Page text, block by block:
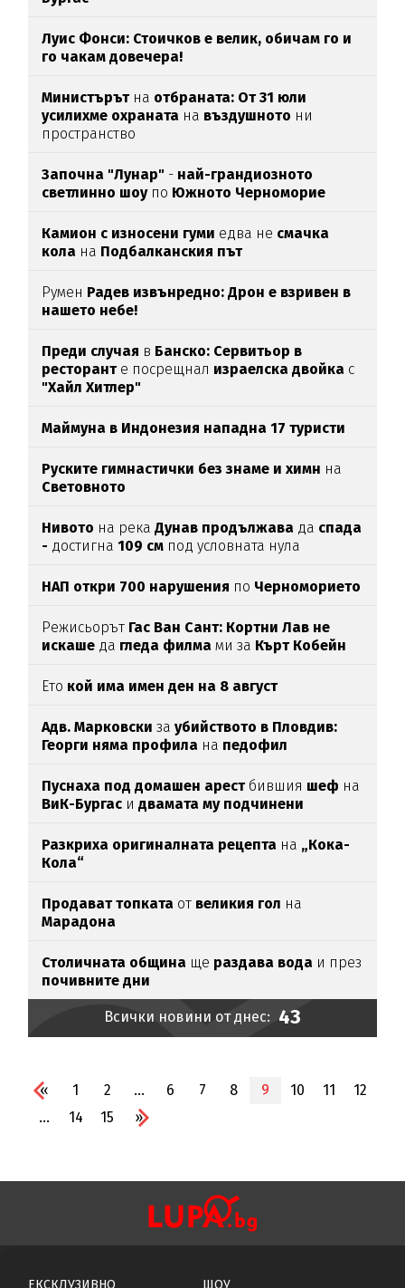
Луис Фонси: Стоичков е велик, обичам го и
го чакам довечера!
Министърътна отбраната: От 31 юли
усилихме охраната на въздушното ни
пространство
Започна "Лунар" - най-грандиозното
светлинно шоупо Южното Черноморие
Камион с износени гуми едва нe смачка
кола на Подбалканския път
Румен Радев извънредно: Дрон е взривен в
нашето небе!
Преди случая в Банско: Сервитьор в
ресторант е посрещнал израелска двойка с
"Хайл Хитлер"
Маймуна в Индонезия нападна 17 туристи
Руските гимнастички без знаме и химн на
Световното
Нивото на рекаДунав продължава да спада
- достигна109 см под условната нула
НАП откри 700 нарушения по Черноморието
Режисьорът Гас Ван Сант: Кортни Лав не
искаше да гледа филма ми за Кърт Кобейн
Ето кой има имен ден на 8 август
Адв. Марковски заубийството в Пловдив:
Георги няма профила на педофил
Пуснаха под домашен арестбившия шеф на
ВиК-Бургас и двамата му подчинени
Разкриха оригиналната рецепта на „Кока-
Кола“
Продават топката от великия гол на
Марадона
Столичната община ще раздава вода и през
почивните дни
Всички новини от днес: 43
« 1 2 ... 6 7 8 9 10 11
12
...
14 15 »
ЕКСКЛУЗИВНО
ШОУ